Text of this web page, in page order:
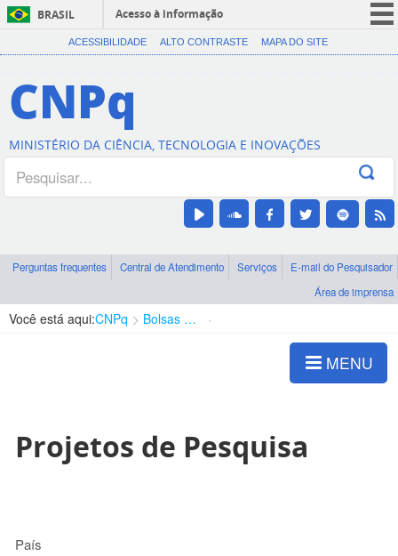
BRASIL
Acesso à informação
CORONAVÍRUS (COVID-19)
Canais
ACESSIBILIDADE ALTO CONTRASTE MAPA DO SITE
CNPq
MINISTÉRIO DA CIÊNCIA, TECNOLOGIA E INOVAÇÕES
Perguntas frequentes Central de Atendimento Serviços
E-mail do Pesquisador
Área de imprensa
Você está aqui:CNPq Bolsas e Auxílios Vigentes
MENU
Projetos de Pesquisa
País